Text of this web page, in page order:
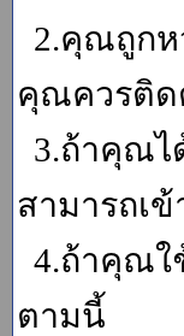
2.คุณถูกห
คุณควรติด
3.ถ้าคุณไ
สามารถเข้
4.ถ้าคุณใ
ตามนี้